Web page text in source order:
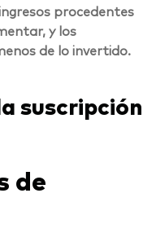
procedentes
y los
de lo invertido.
suscripción
de